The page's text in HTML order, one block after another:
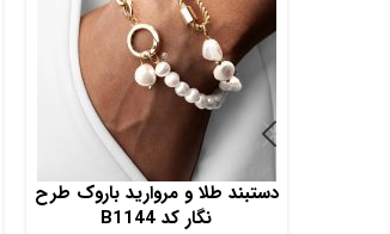
دستبند طلا و مروارید باروک طرح
نگار کد B1144